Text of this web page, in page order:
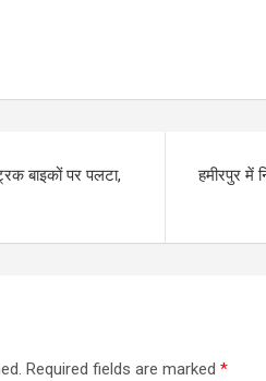
बाइकों पर पलटा,
हमीरपुर में
Required fields are marked *